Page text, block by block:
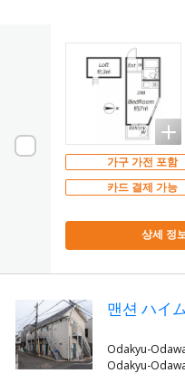
가구 가전 포함
카드 결제 가능
상세 정
맨션 ハイ
Odakyu-